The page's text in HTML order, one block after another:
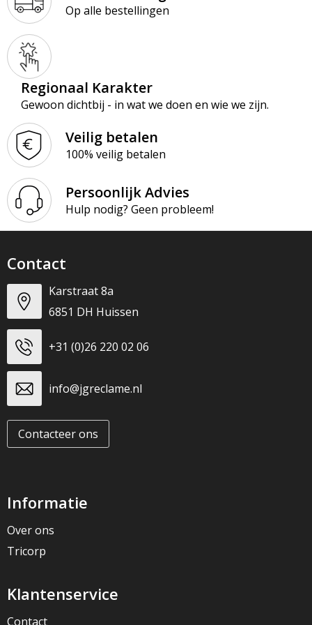
Op alle bestellingen
Regionaal Karakter
Gewoon dichtbij - in wat we doen en wie we zijn.
Veilig betalen
100% veilig betalen
Persoonlijk Advies
Hulp nodig? Geen probleem!
Contact
Karstraat 8a
6851 DH Huissen
+31 (0)26 220 02 06
info@jgreclame.nl
Contacteer ons
Informatie
Over ons
Tricorp
Klantenservice
Contact